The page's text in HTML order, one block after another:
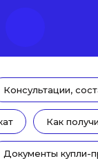
Консультации,
Как
Документы купли-